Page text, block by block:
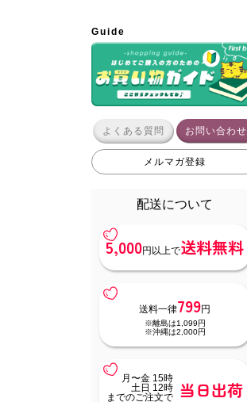
Guide
よくある質問 お問い合わせ
メルマガ登録
配送について
5,000円以上で送料無料
送料一律799円
※離島は1,099円
※沖縄は2,000円
月〜金 15時
土日 12時
までのご注文で
当日出荷